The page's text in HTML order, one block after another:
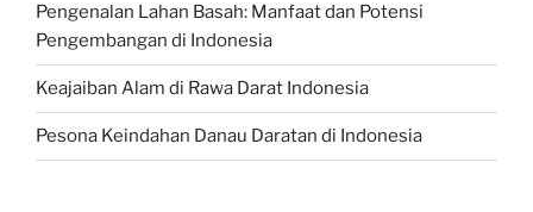
Pengenalan Lahan Basah: Manfaat dan Potensi
Pengembangan di Indonesia
Keajaiban Alam di Rawa Darat Indonesia
Pesona Keindahan Danau Daratan di Indonesia